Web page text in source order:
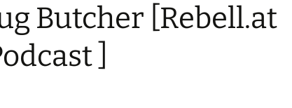
Butcher [Rebell.at
]